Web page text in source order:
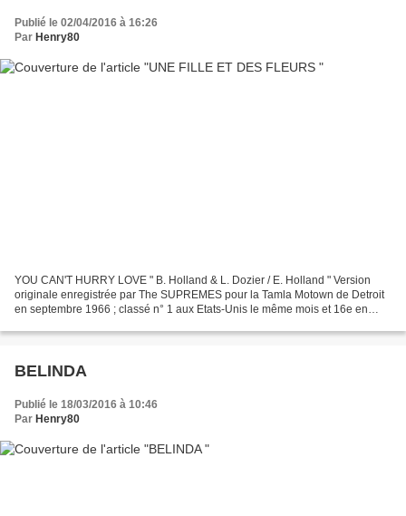
Publié le 02/04/2016 à 16:26
Par Henry80
YOU CAN'T HURRY LOVE " B. Holland & L. Dozier / E. Holland " Version
originale enregistrée par The SUPREMES pour la Tamla Motown de Detroit
en septembre 1966 ; classé n° 1 aux Etats-Unis le même mois et 16e en
BELINDA
Publié le 18/03/2016 à 10:46
Par Henry80